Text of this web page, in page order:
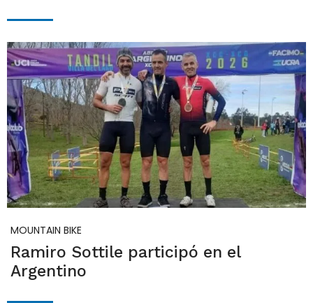
MOUNTAIN BIKE
Ramiro Sottile participó en el
Argentino